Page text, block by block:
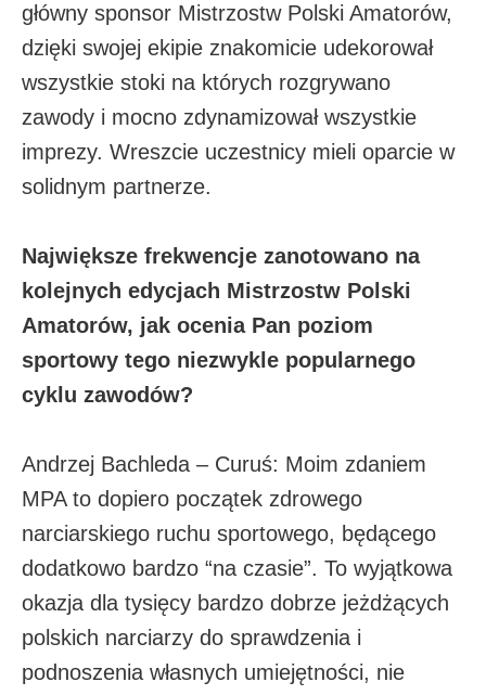
główny sponsor Mistrzostw Polski Amatorów,
dzięki swojej ekipie znakomicie udekorował
wszystkie stoki na których rozgrywano
zawody i mocno zdynamizował wszystkie
imprezy. Wreszcie uczestnicy mieli oparcie w
solidnym partnerze.
Największe frekwencje zanotowano na
kolejnych edycjach Mistrzostw Polski
Amatorów, jak ocenia Pan poziom
sportowy tego niezwykle popularnego
cyklu zawodów?
Andrzej Bachleda – Curuś: Moim zdaniem
MPA to dopiero początek zdrowego
narciarskiego ruchu sportowego, będącego
dodatkowo bardzo “na czasie”. To wyjątkowa
okazja dla tysięcy bardzo dobrze jeżdżących
polskich narciarzy do sprawdzenia i
podnoszenia własnych umiejętności, nie